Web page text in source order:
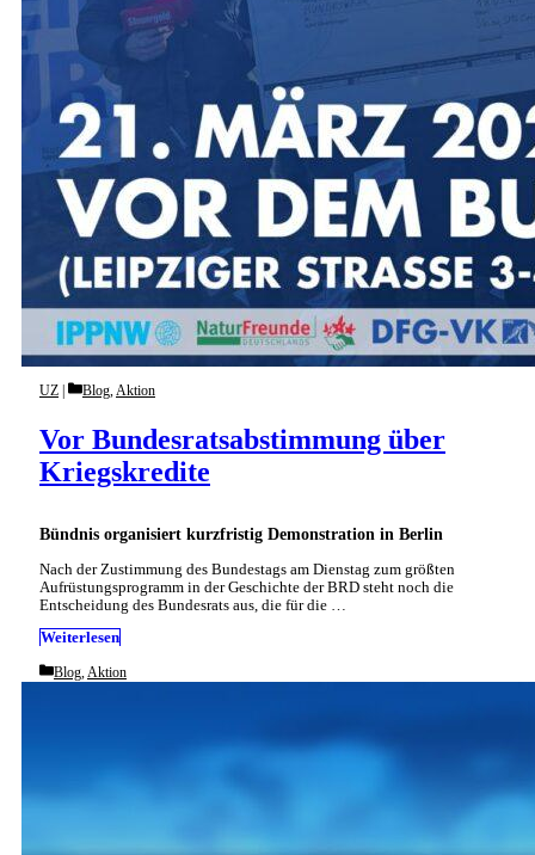
Bündnis organisiert kurzfristig Demonstration in Berlin
Vor Bundesratsabstimmung über
Kriegskredite
UZ Categories
Blog,Aktion
Nach der Zustimmung des Bundestags am Dienstag zum größten
Aufrüstungsprogramm in der Geschichte der BRD steht noch die
Entscheidung des Bundesrats aus, die für die …
Weiterlesen
Categories
Blog,Aktion